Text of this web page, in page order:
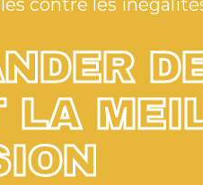
contre les
LA